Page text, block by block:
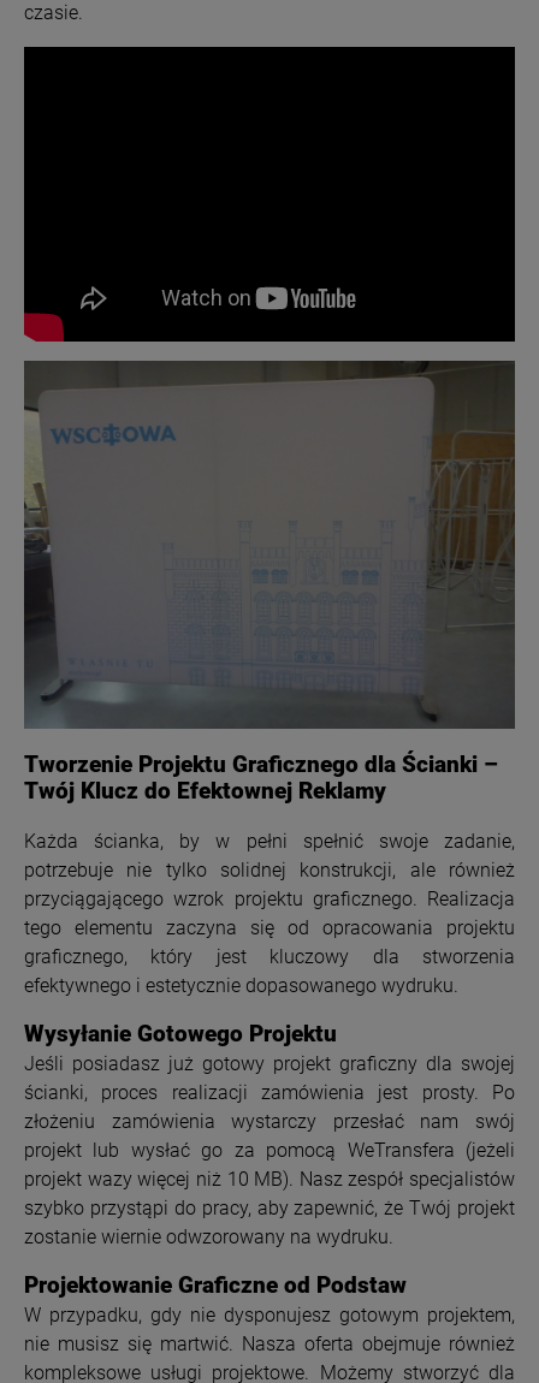
czasie.
Tworzenie Projektu Graficznego dla Ścianki –
Twój Klucz do Efektownej Reklamy
Każda ścianka, by w pełni spełnić swoje zadanie,
potrzebuje nie tylko solidnej konstrukcji, ale również
przyciągającego wzrok projektu graficznego. Realizacja
tego elementu zaczyna się od opracowania projektu
graficznego, który jest kluczowy dla stworzenia
efektywnego i estetycznie dopasowanego wydruku.
Wysyłanie Gotowego Projektu
Jeśli posiadasz już gotowy projekt graficzny dla swojej
ścianki, proces realizacji zamówienia jest prosty. Po
złożeniu zamówienia wystarczy przesłać nam swój
projekt lub wysłać go za pomocą WeTransfera (jeżeli
projekt wazy więcej niż 10 MB). Nasz zespół specjalistów
szybko przystąpi do pracy, aby zapewnić, że Twój projekt
zostanie wiernie odwzorowany na wydruku.
Projektowanie Graficzne od Podstaw
W przypadku, gdy nie dysponujesz gotowym projektem,
nie musisz się martwić. Nasza oferta obejmuje również
kompleksowe usługi projektowe. Możemy stworzyć dla